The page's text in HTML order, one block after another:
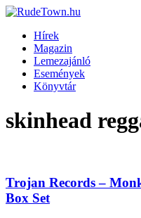
Hírek
Magazin
Lemezajánló
Események
Könyvtár
skinhead
Trojan Records –
Box Set